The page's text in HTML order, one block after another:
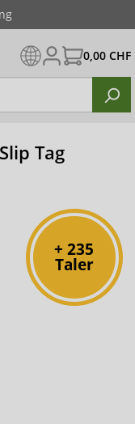
0,00 CHF
Tag
+ 235
Taler